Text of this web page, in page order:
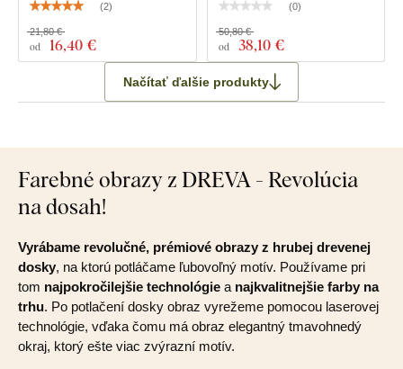
(2)
od 16,40 €
21,80 €
(0)
od 38,10 €
50,80 €
Načítať ďalšie produkty
Farebné obrazy z DREVA - Revolúcia
na dosah!
Vyrábame revolučné, prémiové obrazy z hrubej drevenej
dosky, na ktorú potláčame ľubovoľný motív. Používame pri
tom najpokročilejšie technológie a najkvalitnejšie farby na
trhu. Po potlačení dosky obraz vyrežeme pomocou laserovej
technológie, vďaka čomu má obraz elegantný tmavohnedý
okraj, ktorý ešte viac zvýrazní motív.